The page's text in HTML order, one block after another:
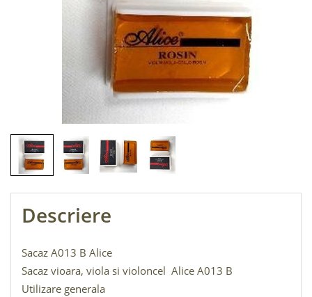
Descriere
Sacaz A013 B Alice
Sacaz vioara, viola si violoncel Alice A013 B
Utilizare generala